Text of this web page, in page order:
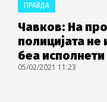
ПРАВДА
Чавков: На
полицијата
беа исполнети
05/02/2021 11:23